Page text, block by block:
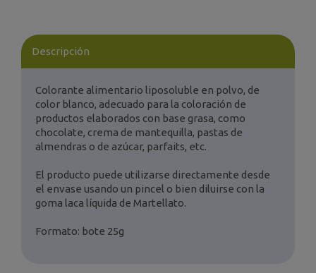
Descripción
Colorante alimentario liposoluble en polvo, de
color blanco, adecuado para la coloración de
productos elaborados con base grasa, como
chocolate, crema de mantequilla, pastas de
almendras o de azúcar, parfaits, etc.
El producto puede utilizarse directamente desde
el envase usando un pincel o bien diluirse con la
goma laca líquida de Martellato.
Formato: bote 25g